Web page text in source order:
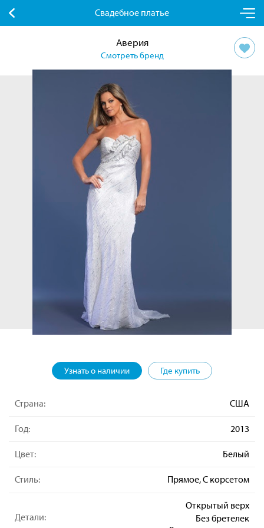
Свадебное платье
Аверия
Смотреть бренд
Узнать о наличии Где купить
Страна: США
Год: 2013
Цвет: Белый
Стиль: Прямое, С корсетом
Детали:
Открытый верх
Без бретелек